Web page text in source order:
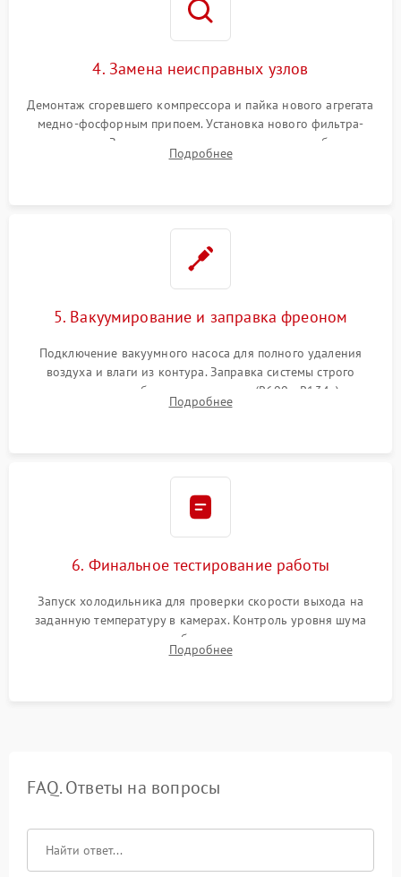
4. Замена неисправных узлов
Демонтаж сгоревшего компрессора и пайка нового агрегата
медно-фосфорным припоем. Установка нового фильтра-
осушителя. Замена изношенных вентиляторов обдува,
сломанных заслонок или поврежденных дверных петель.
Подробнее
5. Вакуумирование и заправка фреоном
Подключение вакуумного насоса для полного удаления
воздуха и влаги из контура. Заправка системы строго
дозированным объемом хладагента (R600a, R134a) по
электронным весам. Контроль рабочего давления в системе.
Подробнее
6. Финальное тестирование работы
Запуск холодильника для проверки скорости выхода на
заданную температуру в камерах. Контроль уровня шума
компрессора, отсутствия обмерзания стенок и корректного
срабатывания системы автоматической оттайки.
Подробнее
FAQ. Ответы на вопросы